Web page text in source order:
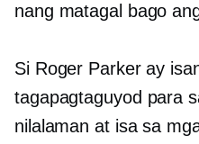
nang matagal bago
Si Roger Parker ay
tagapagtaguyod para
nilalaman at isa sa